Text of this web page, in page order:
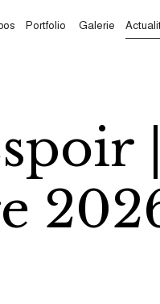
Portfolio Galerie